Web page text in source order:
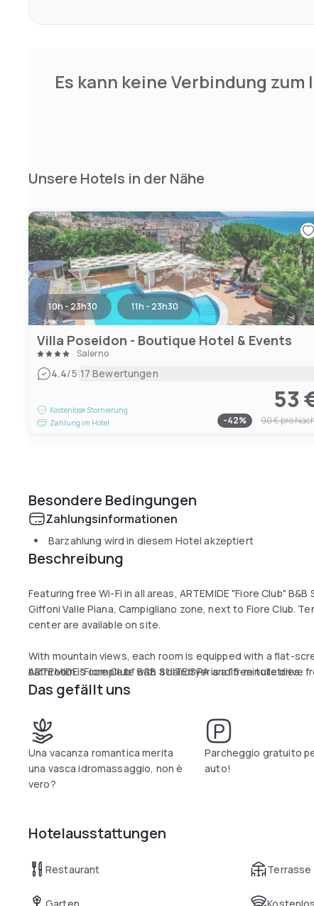
Es kann keine Verbindung
Unsere Hotels in der Nähe
10h - 23h30 11h - 23h30
Villa Poseidon - Boutique Hotel & Events
Salerno
4.4/5|17 Bewertungen
Kostenlose Stornierung
Zahlung im Hotel
53
-42% 90 €pro
Besondere Bedingungen
Zahlungsinformationen
Barzahlung wird in diesem Hotel akzeptiert
Beschreibung
Featuring free Wi-Fi in all areas, ARTEMIDE "Fiore Club"
Giffoni Valle Piana, Campigliano zone, next to Fiore Club.
center are available on site.
With mountain views, each room is equipped with a flat-
bathroom is complete with a hairdryer and free toiletries.
ARTEMIDE "Fiore Club" B&B SUITE SPA is a 15-minute drive
Das gefällt uns
Una vacanza romantica merita
una vasca idromassaggio, non è
vero?
Parcheggio gratuito
auto!
Hotelausstattungen
Restaurant Terrasse